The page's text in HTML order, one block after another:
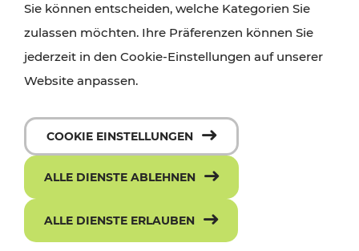
Sie können entscheiden, welche Kategorien Sie
zulassen möchten. Ihre Präferenzen können Sie
jederzeit in den Cookie-Einstellungen auf unserer
Website anpassen.
COOKIE EINSTELLUNGEN
ALLE DIENSTE ABLEHNEN
ALLE DIENSTE ERLAUBEN